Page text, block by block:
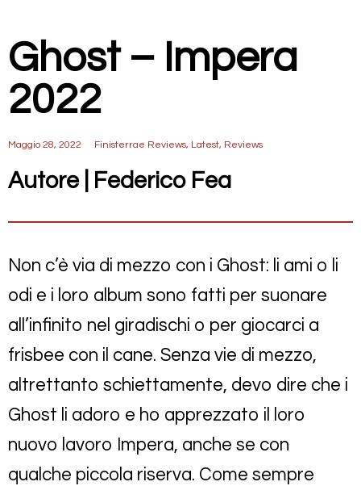
Ghost – Impera
2022
Maggio 28, 2022 Finisterrae Reviews, Latest, Reviews
Autore | Federico Fea
Non c’è via di mezzo con i Ghost: li ami o li
odi e i loro album sono fatti per suonare
all’infinito nel giradischi o per giocarci a
frisbee con il cane. Senza vie di mezzo,
altrettanto schiettamente, devo dire che i
Ghost li adoro e ho apprezzato il loro
nuovo lavoro Impera, anche se con
qualche piccola riserva. Come sempre